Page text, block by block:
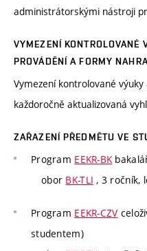
administrátorskými nástroji
VYMEZENÍ KONTROLOVANÉ
PROVÁDĚNÍ A FORMY
Vymezení kontrolované
každoročně aktualizovaná
ZAŘAZENÍ PŘEDMĚTU VE
Program EEKR-BK
obor BK-TLI , 3 ročník,
Program EEKR-CZV
studentem)